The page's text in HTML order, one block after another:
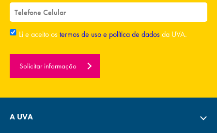
Li e aceito ostermos de uso e política de dadosda UVA.
Solicitar informação
A UVA